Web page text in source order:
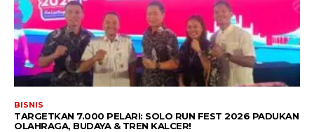
BISNIS
TARGETKAN 7.000 PELARI: SOLO RUN FEST 2026 PADUKAN
OLAHRAGA, BUDAYA & TREN KALCER!